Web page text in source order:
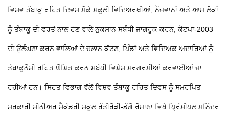
ਵਿਸ਼ਵ ਤੰਬਾਕੂ ਰਹਿਤ ਦਿਵਸ ਮੌਕੇ ਸਕੂਲੀ ਵਿਦਿਅਰਥੀਆਂ, ਨੌਜਵਾਨਾਂ ਅਤੇ ਆਮ ਲੋਕਾਂ
ਨੂੰ ਤੰਬਾਕੂ ਦੀ ਵਰਤੋਂ ਨਾਲ ਹੋਣ ਵਾਲੇ ਨੁਕਸਾਨ ਸਬੰਧੀ ਜਾਗਰੂਕ ਕਰਨ, ਕੋਟਪਾ-2003
ਦੀ ਉਲੰਘਣਾ ਕਰਨ ਵਾਲਿਆਂ ਦੇ ਚਲਾਨ ਕੱਟਣ, ਪਿੰਡਾਂ ਅਤੇ ਵਿਦਿਅਕ ਅਦਾਰਿਆਂ ਨੂੰ
ਤੰਬਾਕੂਨੋਸ਼ੀ ਰਹਿਤ ਘੋਸ਼ਿਤ ਕਰਨ ਸਬੰਧੀ ਵਿਸ਼ੇਸ਼ ਸਰਗਰਮੀਆਂ ਕਰਵਾਈਆਂ ਜਾ
ਰਹੀਆਂ ਹਨ। ਸਿਹਤ ਵਿਭਾਗ ਵੱਲੋਂ ਵਿਸ਼ਵ ਤੰਬਾਕੂ ਰਹਿਤ ਦਿਵਸ ਨੂੰ ਸਮਰਪਿਤ
ਸਰਕਾਰੀ ਸੀਨੀਅਰ ਸੈਕੰਡਰੀ ਸਕੂਲ ਰੱਤੀਰੋੜੀ-ਡੱਗੋ ਰੋਮਾਣਾ ਵਿਖੇ ਪ੍ਰਿੰਸੀਪਲ ਮਨਿੰਦਰ